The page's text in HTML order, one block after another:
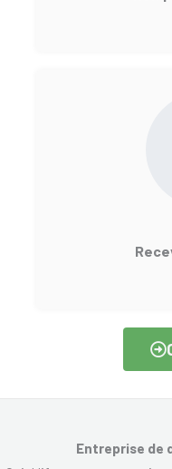
Entreprise de